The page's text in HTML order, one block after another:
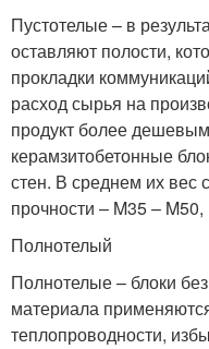
Пустотелые – в
оставляют полости,
прокладки
расход сырья на
продукт более
керамзитобетонные
стен. В среднем их вес
прочности – M35 –
Полнотелый
Полнотелые – блоки
материала
теплопроводности,